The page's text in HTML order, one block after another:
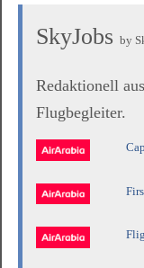
SkyJobs by
Redaktionell
Flugbegleiter.